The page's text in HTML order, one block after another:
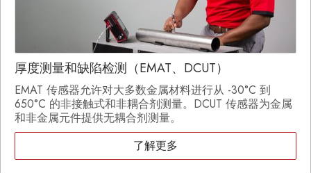
厚度测量和缺陷检测（EMAT、DCUT）
EMAT 传感器允许对大多数金属材料进行从 -30°C 到
650°C 的非接触式和非耦合剂测量。DCUT 传感器为金属
和非金属元件提供无耦合剂测量。
了解更多